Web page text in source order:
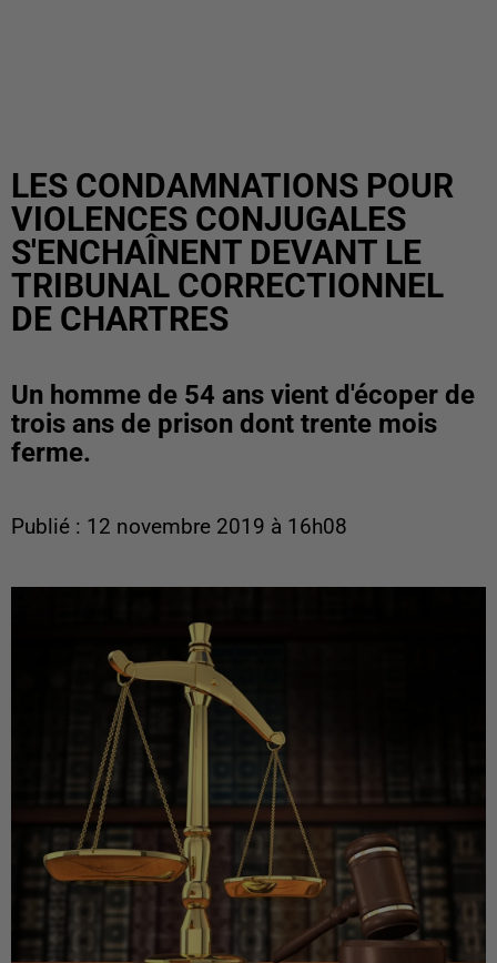
LES CONDAMNATIONS POUR
VIOLENCES CONJUGALES
S'ENCHAÎNENT DEVANT LE
TRIBUNAL CORRECTIONNEL
DE CHARTRES
Un homme de 54 ans vient d'écoper de
trois ans de prison dont trente mois
ferme.
Publié : 12 novembre 2019 à 16h08